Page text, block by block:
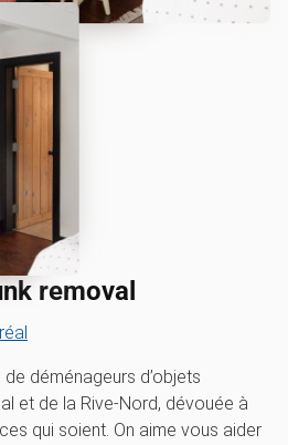
removal
déménageurs d’objets
et de la Rive-Nord, dévouée à
qui soient. On aime vous aider